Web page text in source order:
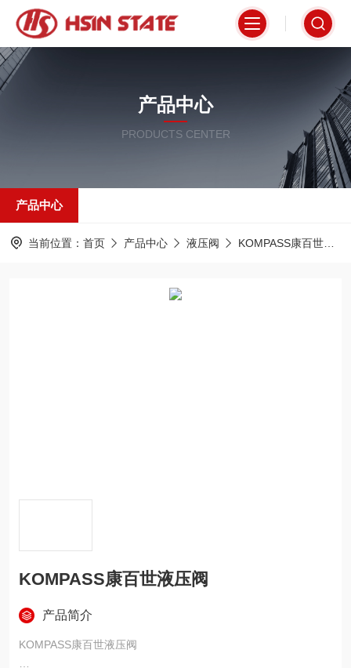
产品中心
PRODUCTS CENTER
产品中心
当前位置： 首页 产品中心 液压阀 KOMPASS康百世
KOMPASS康百世液压阀
产品简介
KOMPASS康百世液压阀